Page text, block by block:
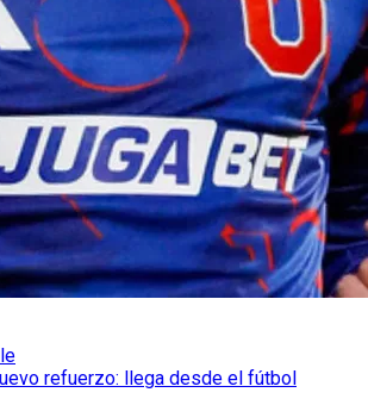
refuerzo: llega desde el fútbol